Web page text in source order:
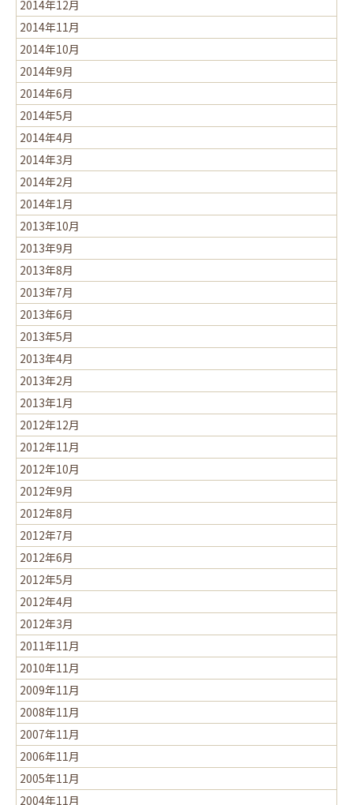
2014年12月
2014年11月
2014年10月
2014年9月
2014年6月
2014年5月
2014年4月
2014年3月
2014年2月
2014年1月
2013年10月
2013年9月
2013年8月
2013年7月
2013年6月
2013年5月
2013年4月
2013年2月
2013年1月
2012年12月
2012年11月
2012年10月
2012年9月
2012年8月
2012年7月
2012年6月
2012年5月
2012年4月
2012年3月
2011年11月
2010年11月
2009年11月
2008年11月
2007年11月
2006年11月
2005年11月
2004年11月